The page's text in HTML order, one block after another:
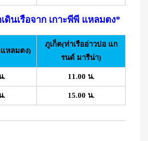
เดินเรือจาก เกาะพีพี แหลมตง*
แหลมตง)
ภูเก็ต(ท่าเรืออ่าวปอ แก
รนด์ มารีน่า)
. 11.00 น.
. 15.00 น.